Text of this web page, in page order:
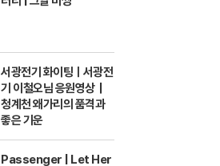
서광전기 화이팅ㅣ서광전
기 이철오님 응원영상｜
청계천 왜가리의 품격과
좋은 기운
Passenger | Let Her